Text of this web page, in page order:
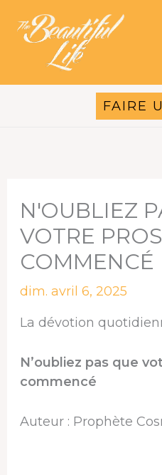
contenu
FAIRE
N'OUBLIEZ
VOTRE
COMMENCÉ
dim. avril 6, 2025
La dévotion
N’oubliez pas que
commencé
Auteur : Prophète